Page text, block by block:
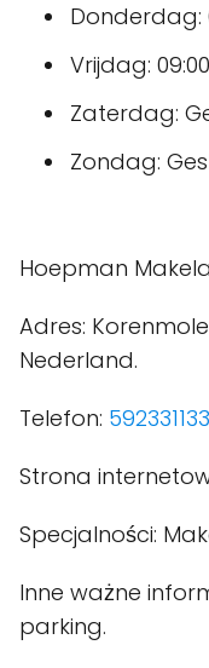
Donderdag:
Vrijdag:
Zaterdag:
Zondag:
Hoepman
Adres:
Nederland.
Telefon: 592331133
Strona
Specjalności:
Inne ważne
parking.